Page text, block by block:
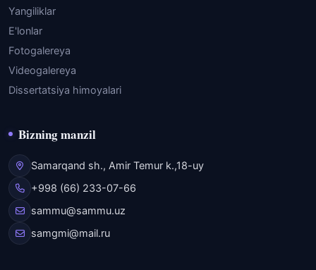
Yangiliklar
E'lonlar
Fotogalereya
Videogalereya
Dissertatsiya himoyalari
Bizning manzil
Samarqand sh., Amir Temur k.,18-uy
+998 (66) 233-07-66
sammu@sammu.uz
samgmi@mail.ru